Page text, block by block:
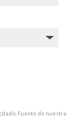
Fuente de nuestra